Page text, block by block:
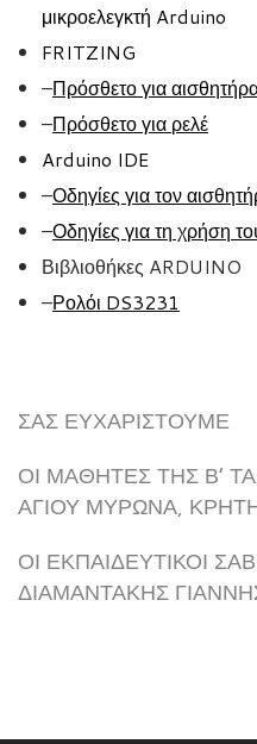
μικροελεγκτή Arduino
FRITZING
–Πρόσθετο για
–Πρόσθετο για ρελέ
Arduino IDE
–Οδηγίες για τον
–Οδηγίες για τη χρήση
Βιβλιοθήκες ARDUINO
–Ρολόι DS3231
ΣΑΣ ΕΥΧΑΡΙΣΤΟΎΜΕ
ΟΙ ΜΑΘΗΤΈΣ ΤΗΣ Β’
ΑΓΊΟΥ ΜΎΡΩΝΑ,
ΟΙ ΕΚΠΑΙΔΕΥΤΙΚΟΊ
ΔΙΑΜΑΝΤΆΚΗΣ